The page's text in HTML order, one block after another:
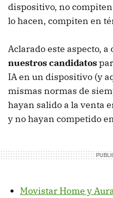
dispositivo, no
lo hacen, compiten en
Aclarado este aspecto,
nuestros candidatos
IA en un dispositivo (y
mismas normas de
hayan salido a la venta
y no hayan competido
Movistar Home y